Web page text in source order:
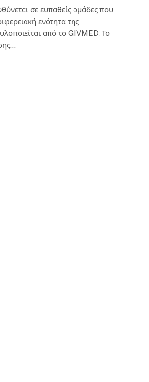
σε ευπαθείς ομάδες που
ενότητα της
από το GIVMED. Το